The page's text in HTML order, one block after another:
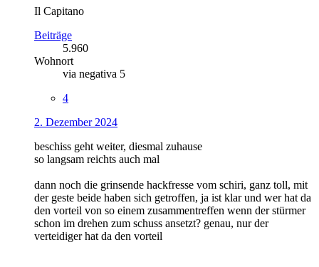
Il Capitano
Beiträge
5.960
Wohnort
via negativa 5
4
2. Dezember 2024
beschiss geht weiter, diesmal zuhause
so langsam reichts auch mal
dann noch die grinsende hackfresse vom schiri, ganz toll, mit
der geste beide haben sich getroffen, ja ist klar und wer hat da
den vorteil von so einem zusammentreffen wenn der stürmer
schon im drehen zum schuss ansetzt? genau, nur der
verteidiger hat da den vorteil